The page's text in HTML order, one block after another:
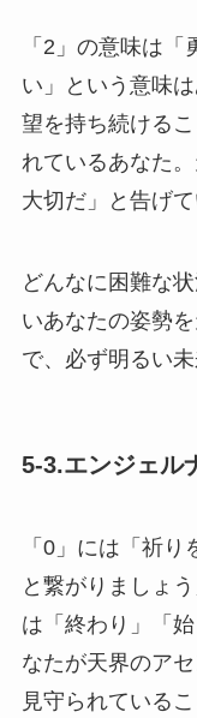
「2」の意味は
い」という意味
望を持ち続ける
れているあなた
大切だ」と告げて
どんなに困難な
いあなたの姿勢
で、必ず明るい
5-3.エンジェル
「0」には「祈
と繋がりましょ
は「終わり」「
なたが天界のア
見守られている